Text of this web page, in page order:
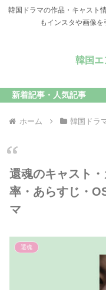
韓国ドラマの作品・キャスト
もインスタや画像を
韓国エ
新着記事・人気記事
ホーム 韓国ドラ
還魂のキャスト
率・あらすじ・
マ
還魂